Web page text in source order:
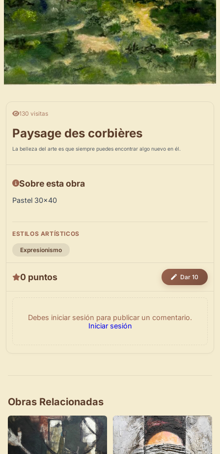
130 visitas
Paysage des corbières
La belleza del arte es que siempre puedes encontrar algo nuevo en él.
Sobre esta obra
Pastel 30×40
ESTILOS ARTÍSTICOS
Expresionismo
0 puntos Dar 10
Debes iniciar sesión para publicar un comentario.
Iniciar sesión
Obras Relacionadas